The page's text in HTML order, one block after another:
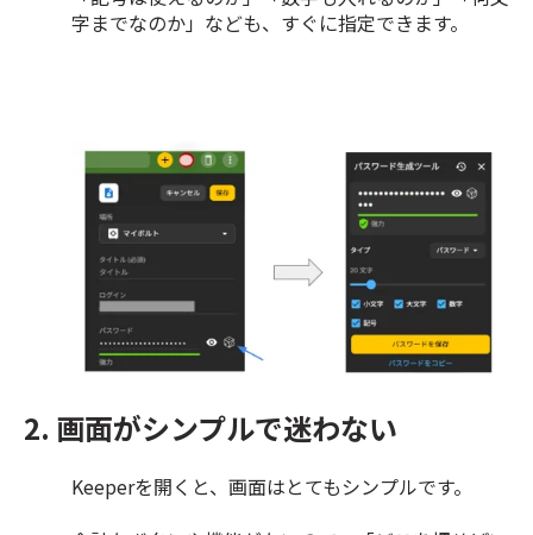
字までなのか」なども、すぐに指定できます。
2. 画面がシンプルで迷わない
Keeperを開くと、画面はとてもシンプルです。